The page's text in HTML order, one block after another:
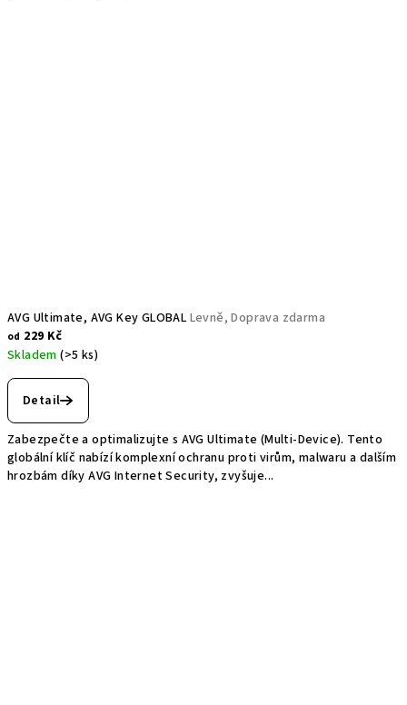
AVG Ultimate, AVG Key GLOBAL Levně, Doprava zdarma
od 229 Kč
Skladem(>5 ks)
Detail
Zabezpečte a optimalizujte s AVG Ultimate (Multi-Device). Tento
globální klíč nabízí komplexní ochranu proti virům, malwaru a dalším
hrozbám díky AVG Internet Security, zvyšuje...